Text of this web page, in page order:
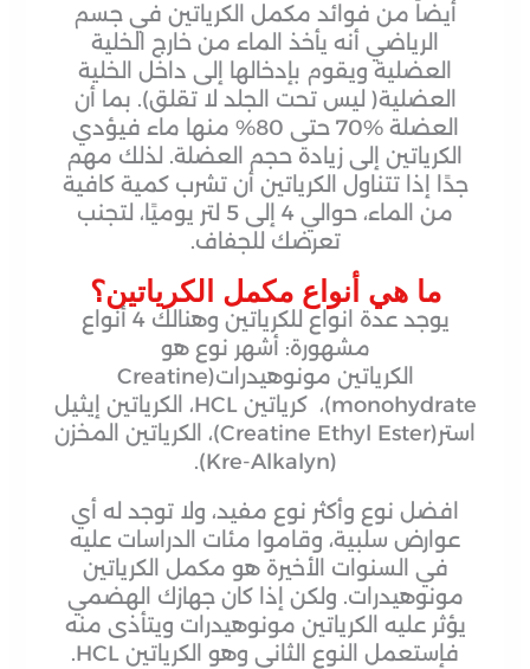
أيضاً من فوائد مكمل الكرياتين في جسم
الرياضي أنه يأخذ الماء من خارج الخلية
العضلية ويقوم بإدخالها إلى داخل الخلية
العضلية( ليس تحت الجلد لا تقلق). بما أن
العضلة %70 حتى 80% منها ماء فيؤدي
الكرياتين إلى زيادة حجم العضلة. لذلك مهم
جدًا إذا تتناول الكرياتين أن تشرب كمية كافية
من الماء، حوالي 4 إلى 5 لتر يوميًا، لتجنب
تعرضك للجفاف.
ما هي أنواع مكمل الكرياتين؟
يوجد عدة انواع للكرياتين وهنالك 4 أنواع
مشهورة: أشهر نوع هو
الكرياتين مونوهيدرات(Creatine
monohydrate)، كرياتين HCL، الكرياتين إيثيل
استر(Creatine Ethyl Ester)، الكرياتين المخزن
(Kre-Alkalyn).
افضل نوع وأكثر نوع مفيد، ولا توجد له أي
عوارض سلبية، وقاموا مئات الدراسات عليه
في السنوات الأخيرة هو مكمل الكرياتين
مونوهيدرات. ولكن إذا كان جهازك الهضمي
يؤثر عليه الكرياتين مونوهيدرات ويتأذى منه
فإستعمل النوع الثاني وهو الكرياتين HCL.